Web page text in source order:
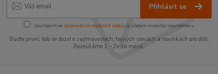
Přihlásit se
Souhlasím se zpracováním osobních údajůza účelem rozesílky newsletteru.
Buďte první, kdo se dozví o zajímavostech, tajných slevách a novinkách pro děti.
Rozesíláme 1 - 2x za měsíc.